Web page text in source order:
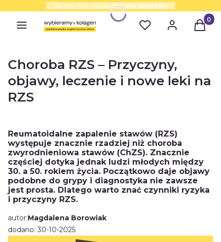
Zaufało nam ponad 100 tys. klientów
Choroba RZS – Przyczyny,
objawy, leczenie i nowe leki na
RZS
Reumatoidalne zapalenie stawów (RZS)
występuje znacznie rzadziej niż choroba
zwyrodnieniowa stawów (ChZS). Znacznie
częściej dotyka jednak ludzi młodych między
30. a 50. rokiem życia. Początkowo daje objawy
podobne do grypy i diagnostyka nie zawsze
jest prosta. Dlatego warto znać czynniki ryzyka
i przyczyny RZS.
autor:Magdalena Borowiak
dodano: 30-10-2025